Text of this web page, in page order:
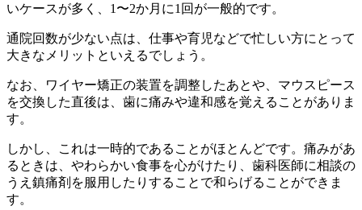
いケースが多く、1〜2か月に1回が一般的です。
通院回数が少ない点は、仕事や育児などで忙しい方にとって
大きなメリットといえるでしょう。
なお、ワイヤー矯正の装置を調整したあとや、マウスピース
を交換した直後は、歯に痛みや違和感を覚えることがありま
す。
しかし、これは一時的であることがほとんどです。痛みがあ
るときは、やわらかい食事を心がけたり、歯科医師に相談の
うえ鎮痛剤を服用したりすることで和らげることができま
す。